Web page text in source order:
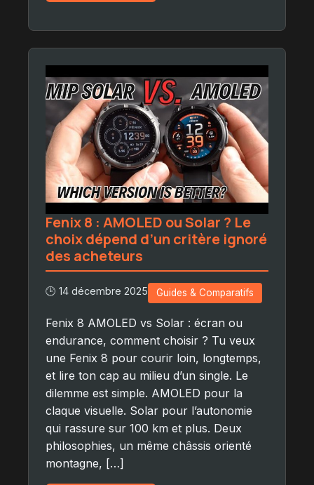
Fenix 8 : AMOLED ou Solar ? Le
choix dépend d’un critère ignoré
des acheteurs
🕒 14 décembre 2025 Guides & Comparatifs
Fenix 8 AMOLED vs Solar : écran ou
endurance, comment choisir ? Tu veux
une Fenix 8 pour courir loin, longtemps,
et lire ton cap au milieu d’un single. Le
dilemme est simple. AMOLED pour la
claque visuelle. Solar pour l’autonomie
qui rassure sur 100 km et plus. Deux
philosophies, un même châssis orienté
montagne, […]